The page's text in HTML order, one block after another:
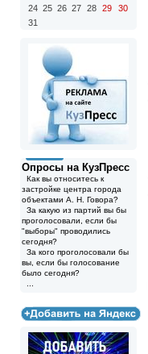
24 25 26 27 28 29
30
31
Опросы на КузПресс
Как вы относитесь к
застройке центра города
объектами А. Н. Говора?
За какую из партий вы бы
проголосовали, если бы
"выборы" проводились
сегодня?
За кого проголосовали бы
вы, если бы голосование
было сегодня?